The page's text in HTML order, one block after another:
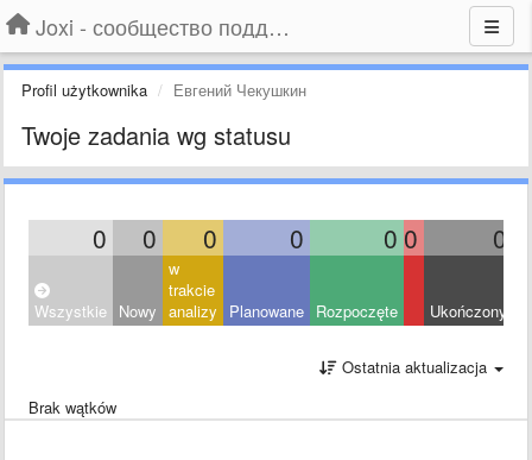
Joxi - сообщество поддержки
Profil użytkownika Евгений Чекушкин
Twoje zadania wg statusu
0 0 0 0 0 0 0
Wszystkie Nowy
w
trakcie
analizy
Planowane Rozpoczęte Ukończony
Ostatnia aktualizacja
Brak wątków